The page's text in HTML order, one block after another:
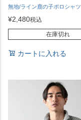
無地/ライン鹿の子ポロシャツ
¥2,480税込
在庫切れ
カートに入れる